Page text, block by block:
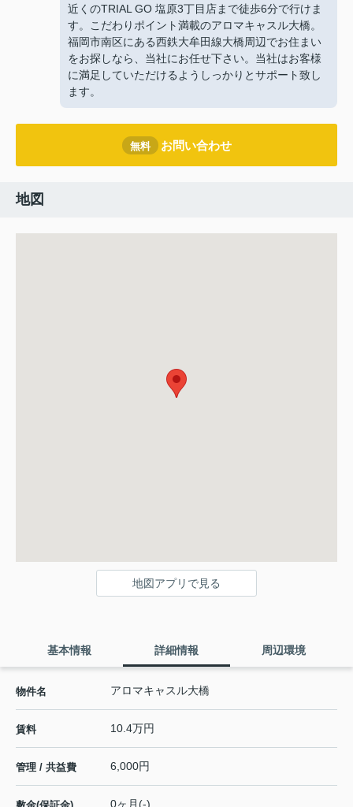
近くのTRIAL GO 塩原3丁目店まで徒歩6分で行けま
す。こだわりポイント満載のアロマキャスル大橋。
福岡市南区にある西鉄大牟田線大橋周辺でお住まい
をお探しなら、当社にお任せ下さい。当社はお客様
に満足していただけるようしっかりとサポート致し
ます。
無料 お問い合わせ
地図
地図アプリで見る
基本情報 詳細情報 周辺環境
物件名 アロマキャスル大橋
賃料 10.4万円
管理 / 共益費 6,000円
0ヶ月(-)